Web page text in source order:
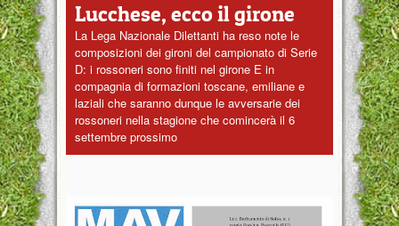
Lucchese, ecco il girone
La Lega Nazionale Dilettanti ha reso note le
composizioni dei gironi del campionato di Serie
D: i rossoneri sono finiti nel girone E in
compagnia di formazioni toscane, emiliane e
laziali che saranno dunque le avversarie dei
rossoneri nella stagione che comincerà il 6
settembre prossimo